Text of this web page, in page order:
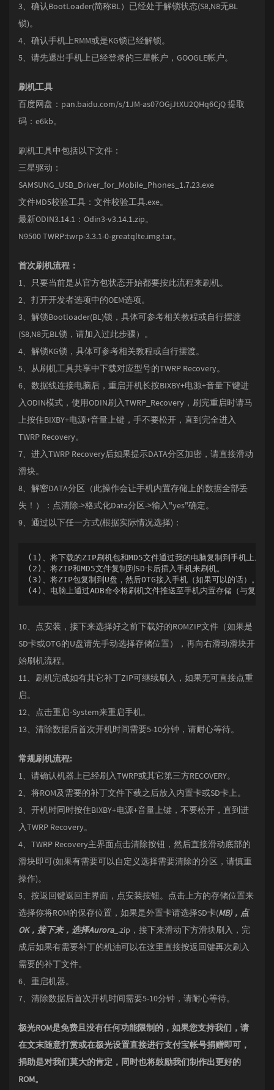
3、确认BootLoader(简称BL）已经处于解锁状态(S8,N8无BL
锁)。
4、确认手机上RMM或是KG锁已经解锁。
5、请先退出手机上已经登录的三星帐户，GOOGLE帐户。
刷机工具
百度网盘：pan.baidu.com/s/1JM-as07OGjJtXU2QHq6CjQ 提取
码：e6kb。
刷机工具中包括以下文件：
三星驱动：
SAMSUNG_USB_Driver_for_Mobile_Phones_1.7.23.exe
文件MD5校验工具：文件校验工具.exe。
最新ODIN3.14.1：Odin3-v3.14.1.zip。
N9500 TWRP:twrp-3.3.1-0-greatqlte.img.tar。
首次刷机流程：
1、只要当前是从官方包状态开始都要按此流程来刷机。
2、打开开发者选项中的OEM选项。
3、解锁Bootloader(BL)锁，具体可参考相关教程或自行摆渡
(S8,N8无BL锁，请加入过此步骤）。
4、解锁KG锁，具体可参考相关教程或自行摆渡。
5、从刷机工具共享中下载对应型号的TWRP Recovery。
6、数据线连接电脑后，重启开机长按BIXBY+电源+音量下键进
入ODIN模式，使用ODIN刷入TWRP_Recovery，刷完重启时请马
上按住BIXBY+电源+音量上键，手不要松开，直到完全进入
TWRP Recovery。
7、进入TWRP Recovery后如果提示DATA分区加密，请直接滑动
滑块。
8、解密DATA分区（此操作会让手机内置存储上的数据全部丢
失！）：点清除->格式化Data分区->输入"yes"确定。
9、通过以下任一方式(根据实际情况选择)：
(1)、将下载的ZIP刷机包和MD5文件通过我的电脑复制到手机上。
(2)、将ZIP和MD5文件复制到SD卡后插入手机来刷机。
(3)、将ZIP包复制到U盘，然后OTG接入手机（如果可以的话）。
(4)、电脑上通过ADB命令将刷机文件推送至手机内置存储（与
10、点安装，接下来选择好之前下载好的ROMZIP文件（如果是
SD卡或OTG的U盘请先手动选择存储位置），再向右滑动滑块开
始刷机流程。
11、刷机完成如有其它补丁ZIP可继续刷入，如果无可直接点重
启。
12、点击重启-System来重启手机。
13、清除数据后首次开机时间需要5-10分钟，请耐心等待。
常规刷机流程:
1、请确认机器上已经刷入TWRP或其它第三方RECOVERY。
2、将ROM及需要的补丁文件下载之后放入内置卡或SD卡上。
3、开机时同时按住BIXBY+电源+音量上键，不要松开，直到进
入TWRP Recovery。
4、TWRP Recovery主界面点击清除按钮，然后直接滑动底部的
滑块即可(如果有需要可以自定义选择需要清除的分区，请慎重
操作)。
5、按返回键返回主界面，点安装按钮。点击上方的存储位置来
选择你将ROM的保存位置，如果是外置卡请选择SD卡(MB)，点
OK，接下来，选择Aurora_ .zip，接下来滑动下方滑块刷入，完
成后如果有需要补丁的机油可以在这里直接按返回键再次刷入
需要的补丁文件。
6、重启机器。
7、清除数据后首次开机时间需要5-10分钟，请耐心等待。
极光ROM是免费且没有任何功能限制的，如果您支持我们，请
在文末随意打赏或在极光设置直接进行支付宝帐号捐赠即可，
捐助是对我们莫大的肯定，同时也将鼓励我们制作出更好的
ROM。